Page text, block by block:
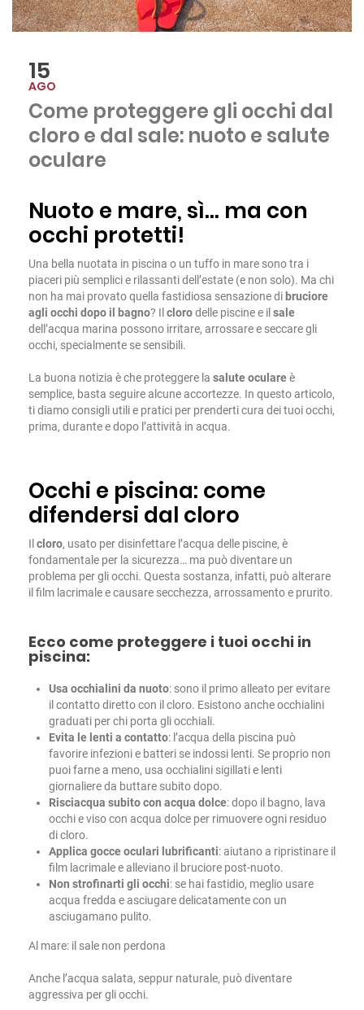
15
AGO
Come proteggere gli occhi dal
cloro e dal sale: nuoto e salute
oculare
Nuoto e mare, sì… ma con
occhi protetti!
Una bella nuotata in piscina o un tuffo in mare sono tra i
piaceri più semplici e rilassanti dell’estate (e non solo). Ma chi
non ha mai provato quella fastidiosa sensazione dibruciore
agli occhi dopo il bagno? Ilclorodelle piscine e ilsale
dell’acqua marina possono irritare, arrossare e seccare gli
occhi, specialmente se sensibili.
La buona notizia è che proteggere la salute oculareè
semplice, basta seguire alcune accortezze. In questo articolo,
ti diamo consigli utili e pratici per prenderti cura dei tuoi occhi,
prima, durante e dopo l’attività in acqua.
Occhi e piscina: come
difendersi dal cloro
Ilcloro, usato per disinfettare l’acqua delle piscine, è
fondamentale per la sicurezza… ma può diventare un
problema per gli occhi. Questa sostanza, infatti, può alterare
il film lacrimale e causare secchezza, arrossamento e prurito.
Ecco come proteggere i tuoi occhi in
piscina:
Usa occhialini da nuoto: sono il primo alleato per evitare
il contatto diretto con il cloro. Esistono anche occhialini
graduati per chi porta gli occhiali.
Evita le lenti a contatto: l’acqua della piscina può
favorire infezioni e batteri se indossi lenti. Se proprio non
puoi farne a meno, usa occhialini sigillati e lenti
giornaliere da buttare subito dopo.
Risciacqua subito con acqua dolce: dopo il bagno, lava
occhi e viso con acqua dolce per rimuovere ogni residuo
di cloro.
Applica gocce oculari lubrificanti: aiutano a ripristinare il
film lacrimale e alleviano il bruciore post-nuoto.
Non strofinarti gli occhi: se hai fastidio, meglio usare
acqua fredda e asciugare delicatamente con un
asciugamano pulito.
Al mare: il sale non perdona
Anche l’acqua salata, seppur naturale, può diventare
aggressiva per gli occhi.